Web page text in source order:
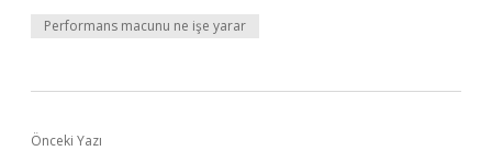
Performans macunu ne işe yarar
Önceki Yazı